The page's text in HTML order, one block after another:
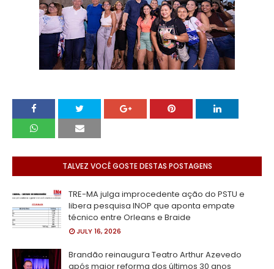
TALVEZ VOCÊ GOSTE DESTAS POSTAGENS
TRE-MA julga improcedente ação do PSTU e
libera pesquisa INOP que aponta empate
técnico entre Orleans e Braide
JULY 16, 2026
Brandão reinaugura Teatro Arthur Azevedo
após maior reforma dos últimos 30 anos